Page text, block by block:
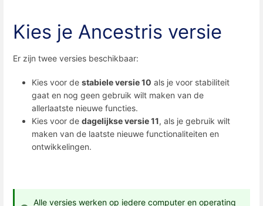
Kies je Ancestris versie
Er zijn twee versies beschikbaar:
Kies voor de stabiele versie 10 als je voor stabiliteit
gaat en nog geen gebruik wilt maken van de
allerlaatste nieuwe functies.
Kies voor de dagelijkse versie 11, als je gebruik wilt
maken van de laatste nieuwe functionaliteiten en
ontwikkelingen.
Alle versies werken op iedere computer en operating